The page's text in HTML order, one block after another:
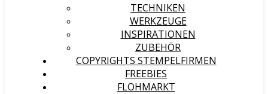
TECHNIKEN
WERKZEUGE
INSPIRATIONEN
ZUBEHÖR
COPYRIGHTS STEMPELFIRMEN
FREEBIES
FLOHMARKT